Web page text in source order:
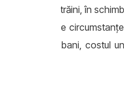
cetățeni străini, în
sunt investigate
sume de bani, costul